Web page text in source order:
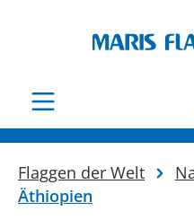
Flaggen der Welt
Äthiopien